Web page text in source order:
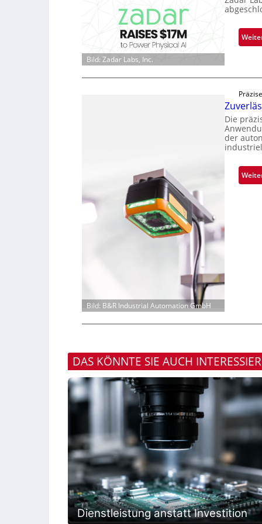
Bild: Zadar Labs, Inc.
Bild: B&R Industrial Automation GmbH
Die
der
DAS KÖNNTE SIE AUCH
Dienstleistung anstatt Investition